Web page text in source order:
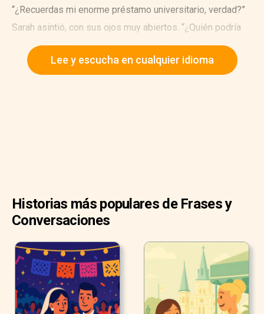
“¿Recuerdas mi enorme préstamo universitario, verdad?”
Sarah asintió, con sus ojos muy abiertos. “¿Quién podría
olvidarlo?” “¡Era más grande que un dinosaurio!”
Emily rio. “Bueno, he encontrado una manera de pagarlo”.
Lee y escucha en cualquier idioma
Historias más populares de Frases y
Conversaciones